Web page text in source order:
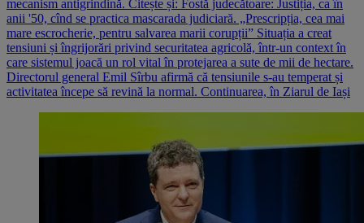
mecanism antigrindină. Citește și: Fostă judecătoare: Justiția, ca în
anii '50, cînd se practica mascarada judiciară. „Prescripția, cea mai
mare escrocherie, pentru salvarea marii corupții” Situația a creat
tensiuni și îngrijorări privind securitatea agricolă, într-un context în
care sistemul joacă un rol vital în protejarea a sute de mii de hectare.
Directorul general Emil Sîrbu afirmă că tensiunile s-au temperat și
activitatea începe să revină la normal. Continuarea, în Ziarul de Iași